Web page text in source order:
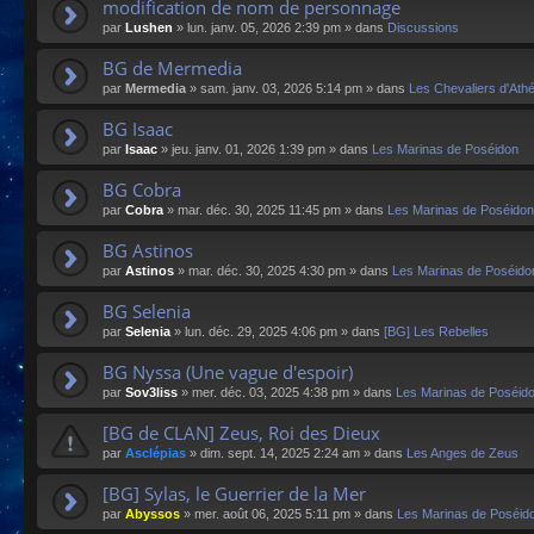
modification de nom de personnage
par Lushen » lun. janv. 05, 2026 2:39 pm » dans Discussions
BG de Mermedia
par Mermedia » sam. janv. 03, 2026 5:14 pm » dans Les Chevaliers
BG Isaac
par Isaac » jeu. janv. 01, 2026 1:39 pm » dans Les Marinas de Poséidon
BG Cobra
par Cobra» mar. déc. 30, 2025 11:45 pm » dans Les Marinas de Poséidon
BG Astinos
par Astinos » mar. déc. 30, 2025 4:30 pm » dans Les Marinas de
BG Selenia
par Selenia» lun. déc. 29, 2025 4:06 pm » dans [BG] Les Rebelles
BG Nyssa (Une vague d'espoir)
par Sov3liss » mer. déc. 03, 2025 4:38 pm » dans Les Marinas de
[BG de CLAN] Zeus, Roi des Dieux
par Asclépias » dim. sept. 14, 2025 2:24 am » dans Les Anges de Zeus
[BG] Sylas, le Guerrier de la Mer
par Abyssos » mer. août 06, 2025 5:11 pm » dans Les Marinas de